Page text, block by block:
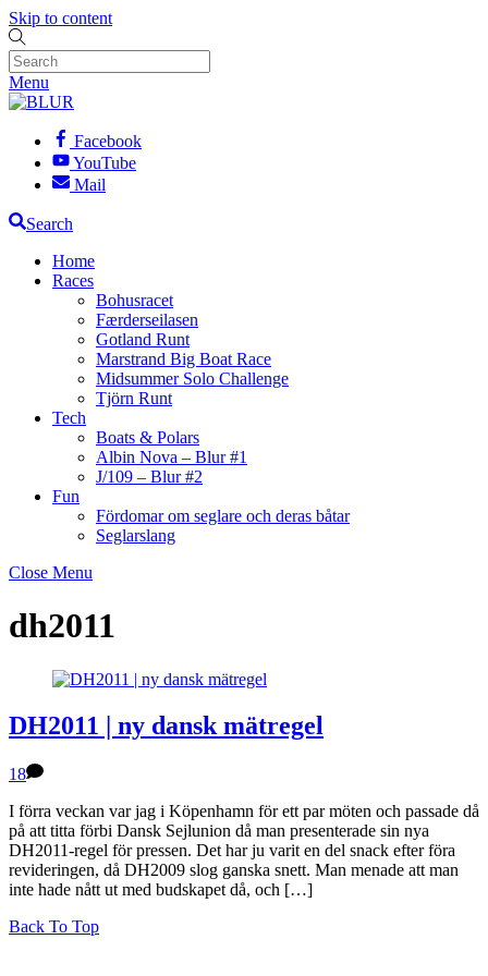
Skip to content
Menu
Facebook
YouTube
Mail
Search
Home
Races
Bohusracet
Færderseilasen
Gotland Runt
Marstrand Big Boat Race
Midsummer Solo Challenge
Tjörn Runt
Tech
Boats & Polars
Albin Nova – Blur #1
J/109 – Blur #2
Fun
Fördomar om seglare och deras båtar
Seglarslang
Close Menu
dh2011
DH2011 | ny dansk mätregel
18
I förra veckan var jag i Köpenhamn för ett par möten och passade då
på att titta förbi Dansk Sejlunion då man presenterade sin nya
DH2011-regel för pressen. Det har ju varit en del snack efter föra
revideringen, då DH2009 slog ganska snett. Man menade att man
inte hade nått ut med budskapet då, och […]
Back To Top